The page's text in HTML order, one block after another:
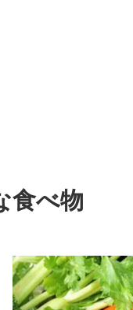
食べ物